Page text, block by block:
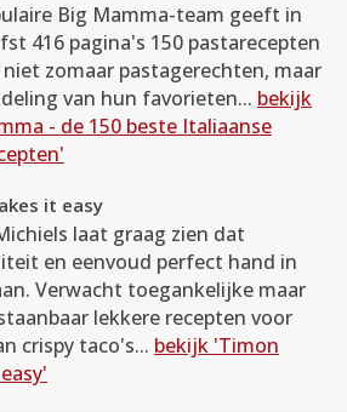
Big Mamma-team geeft in
416 pagina's 150 pastarecepten
niet zomaar pastagerechten, maar
van hun favorieten... bekijk
- de 150 beste Italiaanse
it easy
laat graag zien dat
en eenvoud perfect hand in
Verwacht toegankelijke maar
lekkere recepten voor
crispy taco's... bekijk 'Timon